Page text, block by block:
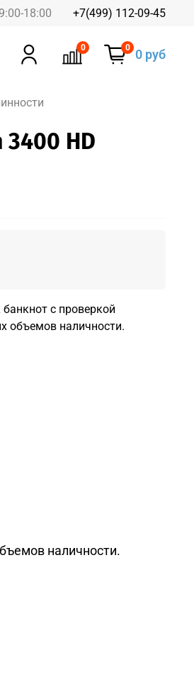
18:00 +7(499) 112-09-45
0 0 0 руб
3400 HD
с проверкой
объемов наличности.
наличности.